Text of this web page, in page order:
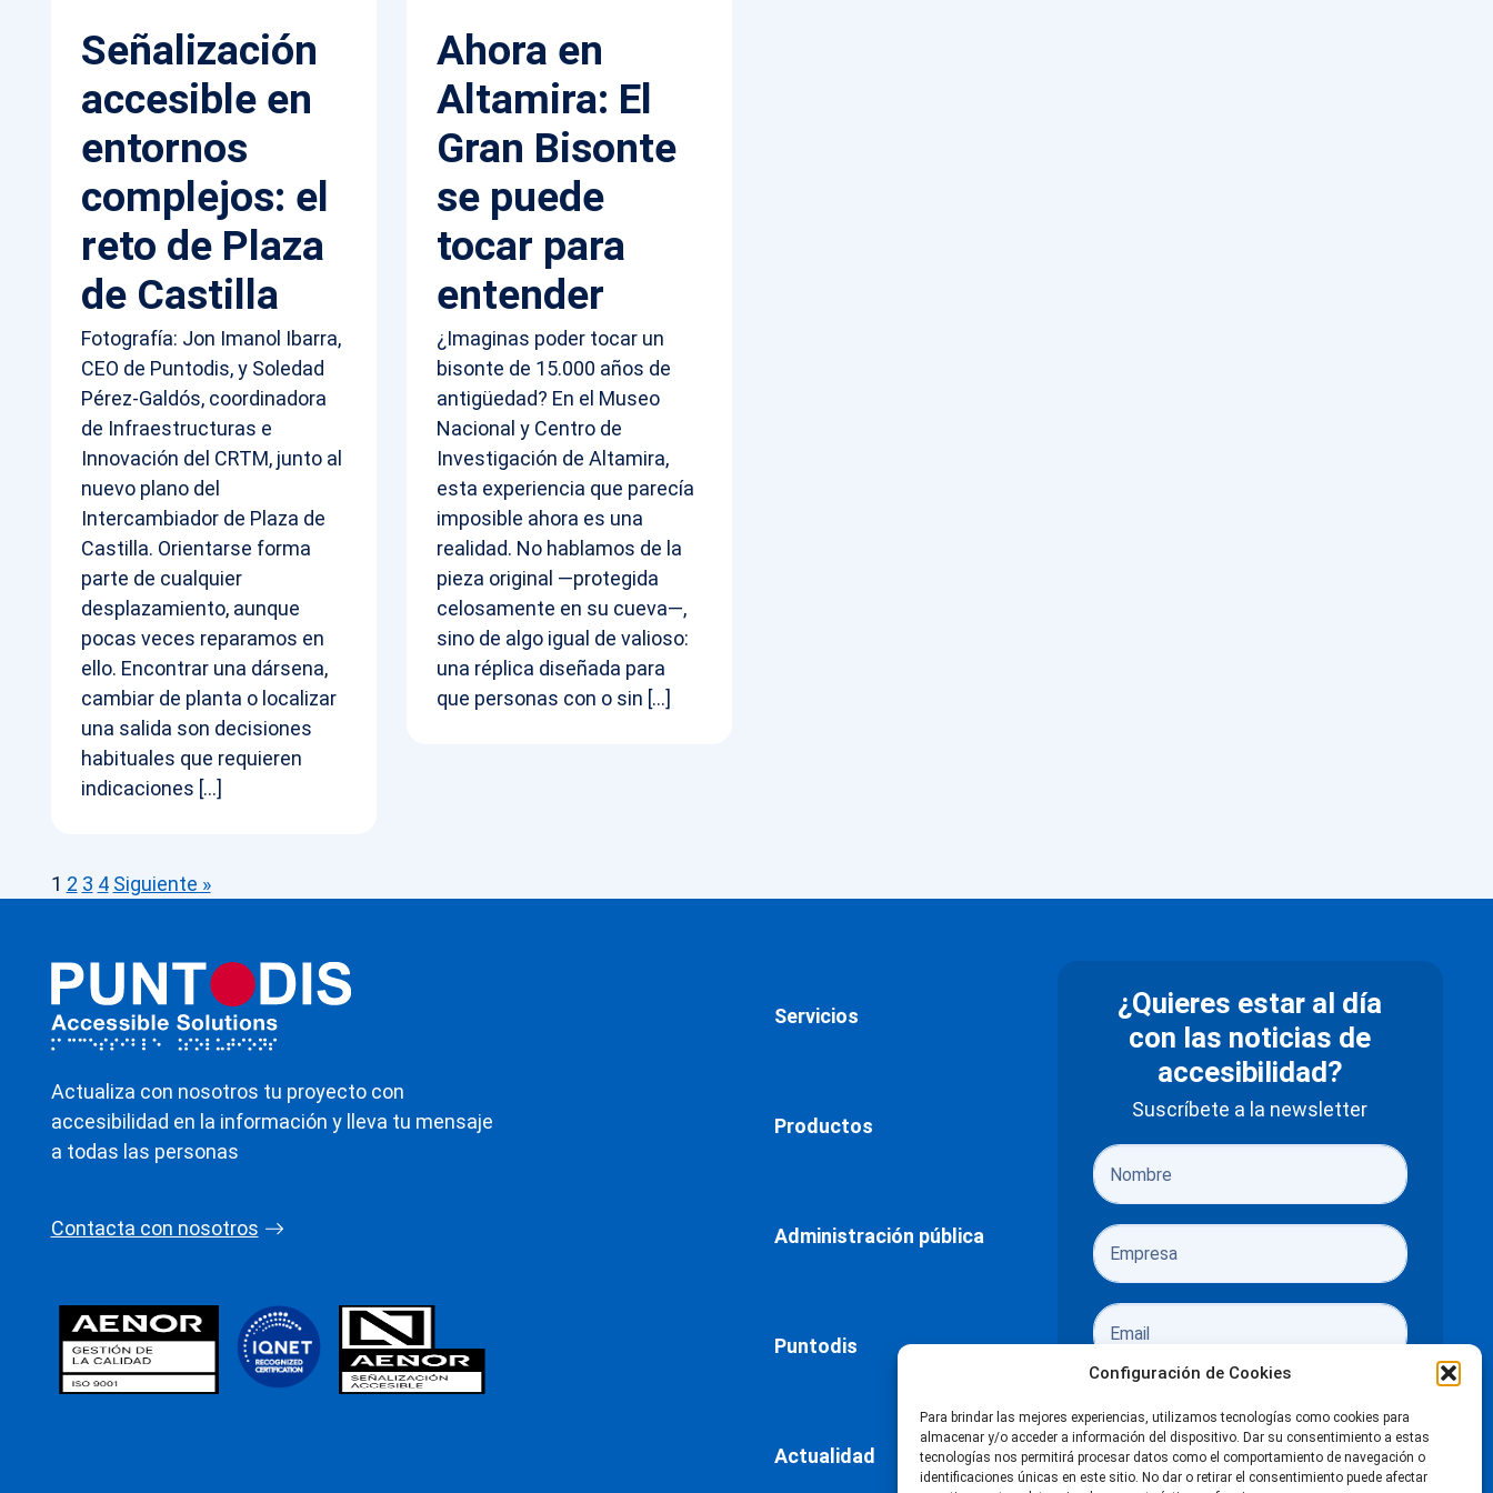
Configuración de Cookies
Para brindar las mejores experiencias, utilizamos tecnologías como cookies para
almacenar y/o acceder a información del dispositivo. Dar su consentimiento a estas
tecnologías nos permitirá procesar datos como el comportamiento de navegación o
identificaciones únicas en este sitio. No dar o retirar el consentimiento puede afectar
Señalización
accesible en
entornos
complejos: el
reto de Plaza
de Castilla
Fotografía: Jon Imanol Ibarra,
CEO de Puntodis, y Soledad
Pérez-Galdós, coordinadora
de Infraestructuras e
Innovación del CRTM, junto al
nuevo plano del
Intercambiador de Plaza de
Castilla. Orientarse forma
parte de cualquier
desplazamiento, aunque
pocas veces reparamos en
ello. Encontrar una dársena,
cambiar de planta o localizar
una salida son decisiones
habituales que requieren
indicaciones […]
Ahora en
Altamira: El
Gran Bisonte
se puede
tocar para
entender
¿Imaginas poder tocar un
bisonte de 15.000 años de
antigüedad? En el Museo
Nacional y Centro de
Investigación de Altamira,
esta experiencia que parecía
imposible ahora es una
realidad. No hablamos de la
pieza original —protegida
celosamente en su cueva—,
sino de algo igual de valioso:
una réplica diseñada para
que personas con o sin […]
1 2 3 4 Siguiente »
Actualiza con nosotros tu proyecto con
accesibilidad en la información y lleva tu mensaje
a todas las personas
Contacta con nosotros
Servicios
Productos
Administración pública
Puntodis
Actualidad
¿Quieres estar al día
con las noticias de
accesibilidad?
Suscríbete a la newsletter
He leído y acepto laspolíticas de